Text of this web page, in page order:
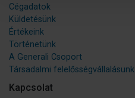
Cégadatok
Küldetésünk
Értékeink
Történetünk
A Generali Csoport
Társadalmi felelősségvállalásunk
Kapcsolat